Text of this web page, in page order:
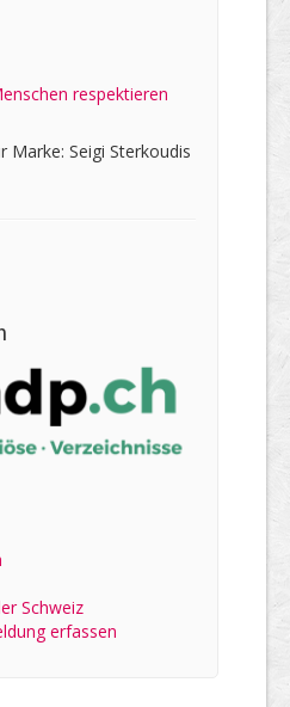
respektieren
Marke: Seigi Sterkoudis
Schweiz
erfassen